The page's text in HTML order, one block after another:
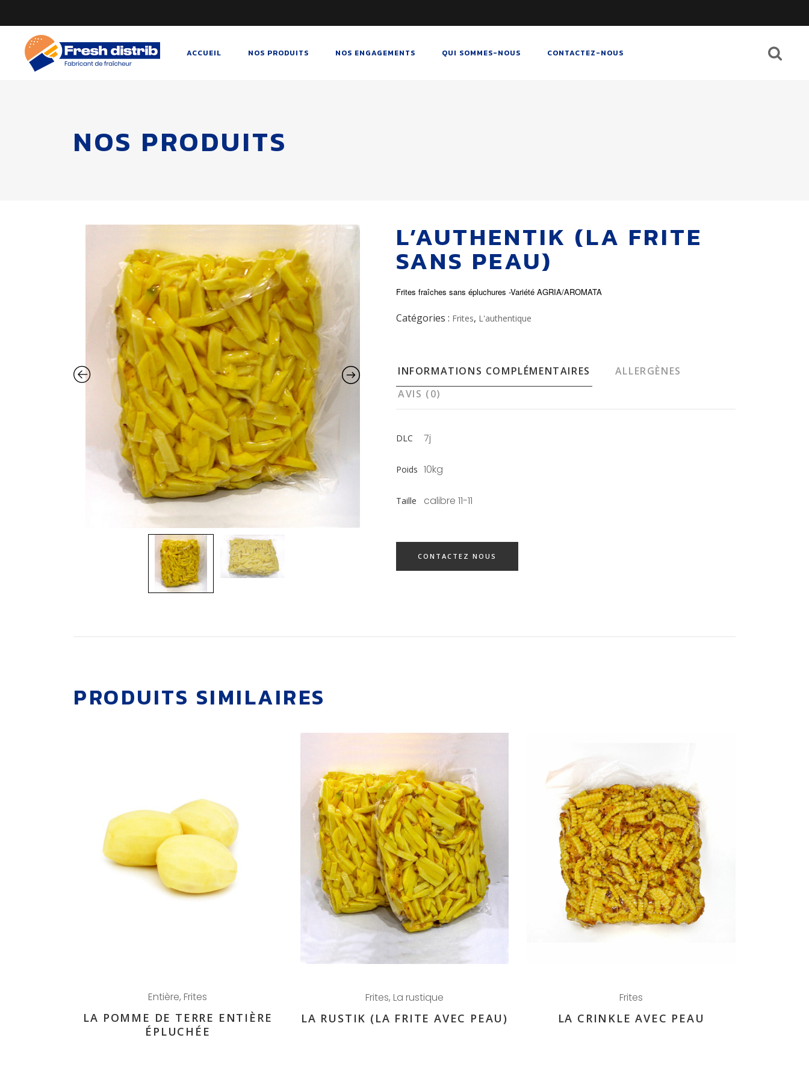
ACCUEIL NOS PRODUITS NOS ENGAGEMENTS QUI SOMMES-NOUS CONTACTEZ-NOUS
NOS PRODUITS
L’AUTHENTIK (LA FRITE
SANS PEAU)
Frites fraîches sans épluchures -Variété AGRIA/AROMATA
Catégories : Frites, L'authentique
INFORMATIONS COMPLÉMENTAIRES
ALLERGÈNES
AVIS (0)
DLC 7j
Poids 10kg
Taille calibre 11-11
CONTACTEZ NOUS
PRODUITS SIMILAIRES
Entière,Frites
LA POMME DE TERRE ENTIÈRE
ÉPLUCHÉE
Frites, La rustique
LA RUSTIK (LA FRITE AVEC PEAU)
Frites
LA CRINKLE AVEC PEAU